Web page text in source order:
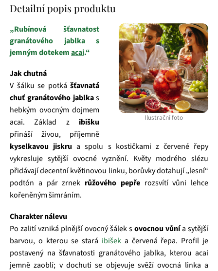
Detailní popis produktu
Ilustrační foto
„Rubínová šťavnatost
granátového jablka s
jemným dotekemacai.“
Jak chutná
V šálku se potkášťavnatá
chuť granátového jablkas
hebkým ovocným dojmem
acai. Základ z ibišku
přináší živou, příjemně
kyselkavou jiskru a spolu s kostičkami z červené řepy
vykresluje sytější ovocné vyznění. Květy modrého slézu
přidávají decentní květinovou linku, borůvky dotahují „lesní“
podtón a pár zrnek růžového pepřerozsvítí vůni lehce
kořeněným šimráním.
Charakter nálevu
Po zalití vzniká plnější ovocný šálek sovocnou vůnía sytější
barvou, o kterou se stará ibišek a červená řepa. Profil je
postavený na šťavnatosti granátového jablka, kterou acai
jemně zaoblí; v dochuti se objevuje svěží ovocná linka a